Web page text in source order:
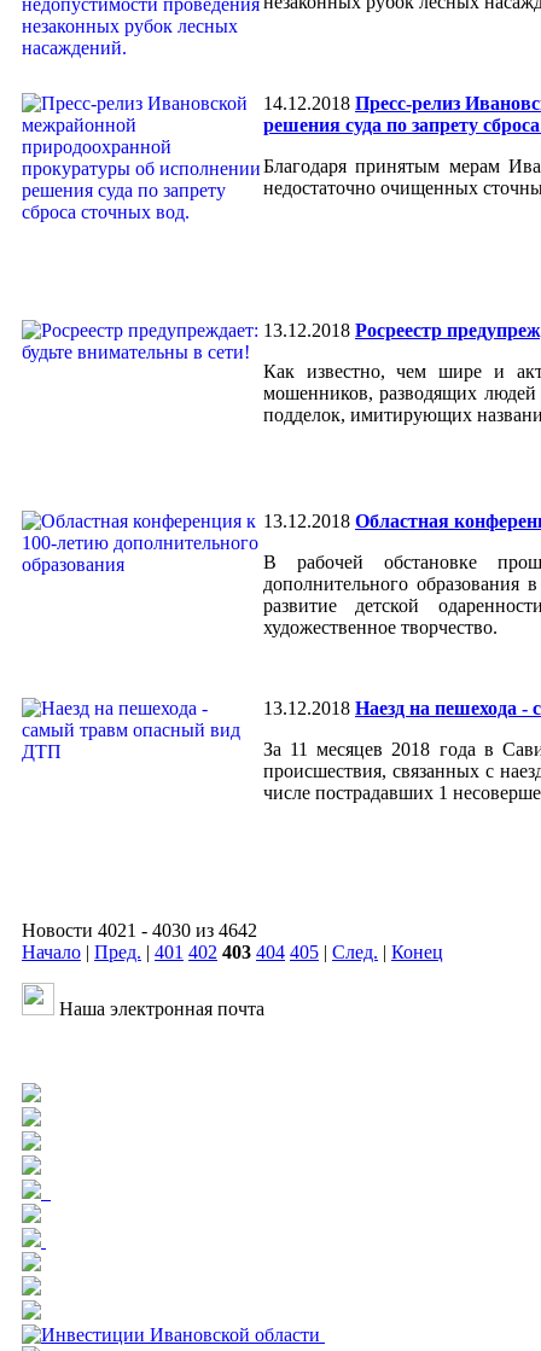
14.12.2018 Пресс-релиз
решения суда по запрету
Благодаря принятым мерам
недостаточно очищенных
13.12.2018 Росреестр
Как известно, чем шире и
мошенников, разводящих
подделок, имитирующих
13.12.2018 Областная
В рабочей обстановке
дополнительного
развитие детской
художественное творчество.
13.12.2018 Наезд на пешехода
За 11 месяцев 2018 года в
происшествия, связанных с
числе пострадавших 1
Новости 4021 - 4030 из 4642
Начало | Пред. | 401 402 403 404 405 | След. | Конец
Наша электронная почта